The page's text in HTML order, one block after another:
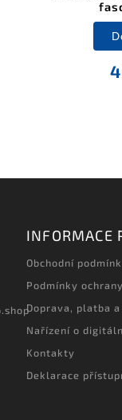
INFORMACE
Obchodní
Podmínky
Doprava, platba
Nařízení o
Kontakty
Deklarace